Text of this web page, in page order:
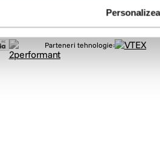
Parteneri tehnologie: